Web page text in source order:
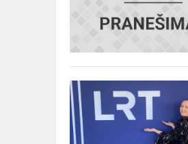
Muzikos
talentų
lygos
laureatų